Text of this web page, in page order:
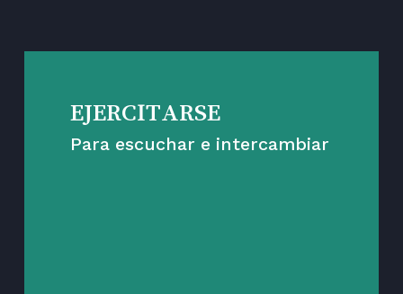
EJERCITARSE
Para escuchar e intercambiar